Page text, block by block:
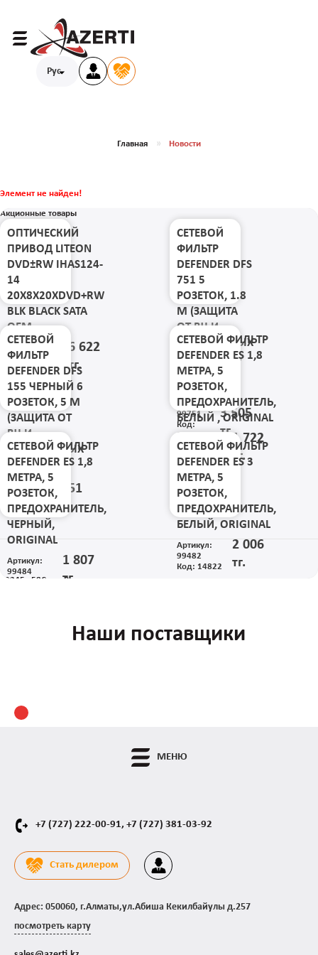
Рус
Главная Новости
Элемент не найден!
Акционные товары
ОПТИЧЕСКИЙ
ПРИВОД LITEON
DVD±RW IHAS124-
14
20X8X20XDVD+RW
BLK BLACK SATA
OEM
IHAS124-14
Код: 17743
6 622
тг.
СЕТЕВОЙ
ФИЛЬТР
DEFENDER DFS
751 5
РОЗЕТОК, 1.8
М (ЗАЩИТА
ОТ ВЧ И
ИМПУЛЬСНЫХ
ПОМЕХ, USB
ЗАРЯДКА
2.1А)
Артикул:
99751
Код:
20642
3 505
тг.
СЕТЕВОЙ
ФИЛЬТР
DEFENDER DFS
155 ЧЕРНЫЙ 6
РОЗЕТОК, 5 М
(ЗАЩИТА ОТ
ВЧ И
ИМПУЛЬСНЫХ
ПОМЕХ)
Артикул:
99496
Код:
16203
3 051
тг.
СЕТЕВОЙ ФИЛЬТР
DEFENDER ES 1,8
МЕТРА, 5
РОЗЕТОК,
ПРЕДОХРАНИТЕЛЬ,
БЕЛЫЙ , ORIGINAL
99481
Код: 14821
1 722
тг.
СЕТЕВОЙ ФИЛЬТР
DEFENDER ES 1,8
МЕТРА, 5
РОЗЕТОК,
ПРЕДОХРАНИТЕЛЬ,
ЧЕРНЫЙ,
ORIGINAL
Артикул:
99484
1 807
тг.
СЕТЕВОЙ ФИЛЬТР
DEFENDER ES 3
МЕТРА, 5
РОЗЕТОК,
ПРЕДОХРАНИТЕЛЬ,
БЕЛЫЙ, ORIGINAL
Артикул:
99482
Код: 14822
2 006
тг.
23 45 58След.Все
Наши поставщики
+7 (727) 222-00-91, +7 (727) 381-03-92
Стать дилером
Адрес: 050060, г.Алматы,ул.Абиша Кекилбайулы д.257
посмотреть карту
МЕНЮ